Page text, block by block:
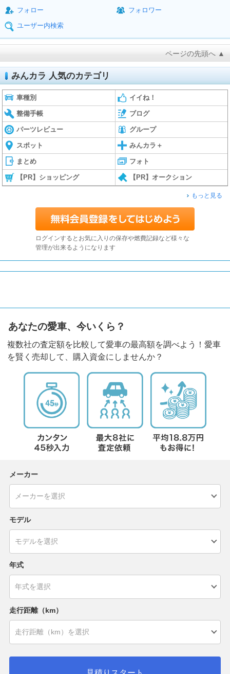
フォロー
フォロワー
ユーザー内検索
ページの先頭へ ▲
みんカラ 人気のカテゴリ
車種別 イイね！
整備手帳 ブログ
パーツレビュー グループ
スポット みんカラ＋
まとめ フォト
【PR】ショッピング 【PR】オークション
もっと見る
ログインするとお気に入りの保存や燃費記録など様々な
管理が出来るようになります
あなたの愛車、今いくら？
複数社の査定額を比較して愛車の最高額を調べよう！愛車
を賢く売却して、購入資金にしませんか？
メーカー
モデル
年式
走行距離（km）